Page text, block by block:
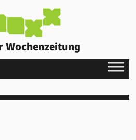
Wochenzeitung